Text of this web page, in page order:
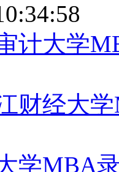
计大学
财经大
学MBA